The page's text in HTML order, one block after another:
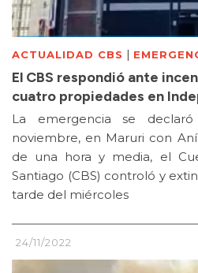
ACTUALIDAD CBS |
El CBS respondió ante
cuatro propiedades en
La emergencia se
noviembre, en Maruri con
de una hora y media, el
Santiago (CBS) controló y
tarde del miércoles
24/11/2022